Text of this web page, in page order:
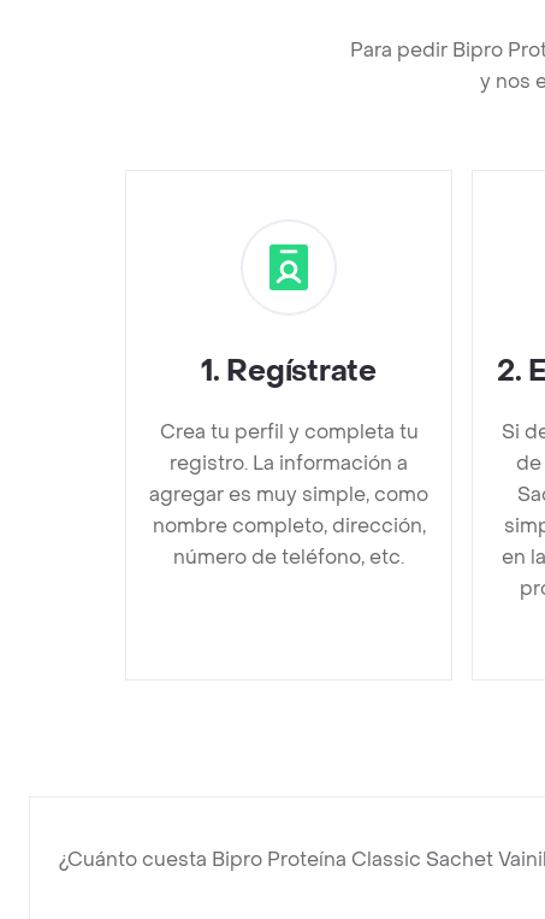
Para pedir Bipro
y nos
1. Regístrate
Crea tu perfil y completa tu
registro. La información a
agregar es muy simple, como
nombre completo, dirección,
número de teléfono, etc.
2.
Si
de
en
¿Cuánto cuesta Bipro Proteína Classic Sachet